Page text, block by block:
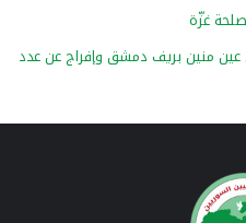
غزّة
عين منين بريف دمشق وإفراج عن عدد